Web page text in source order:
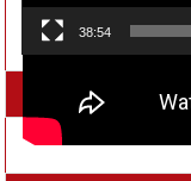
38:54